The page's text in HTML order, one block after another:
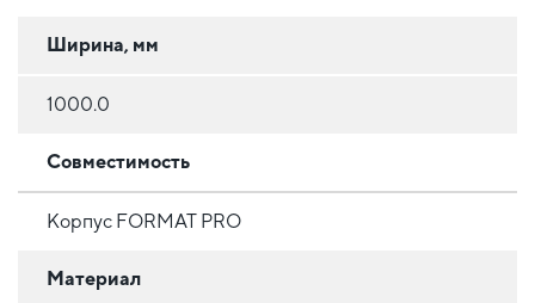
Ширина, мм
1000.0
Совместимость
Корпус FORMAT PRO
Материал